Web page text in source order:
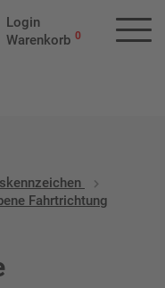
Login
Warenkorb 0
/ Vorgeschriebene
Fahrtrichtung